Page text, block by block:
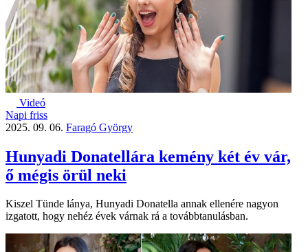
Videó
Napi friss
2025. 09. 06. Faragó György
Hunyadi Donatellára kemény két év vár,
ő mégis örül neki
Kiszel Tünde lánya, Hunyadi Donatella annak ellenére nagyon
izgatott, hogy nehéz évek várnak rá a továbbtanulásban.